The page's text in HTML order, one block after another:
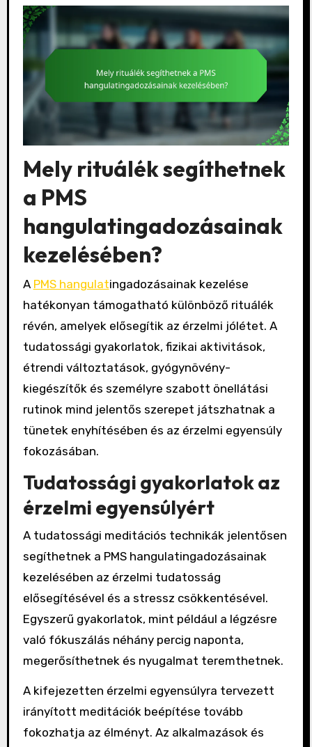
Mely rituálék segíthetnek
a PMS
hangulatingadozásainak
kezelésében?
A PMS hangulatingadozásainak kezelése
hatékonyan támogatható különböző rituálék
révén, amelyek elősegítik az érzelmi jólétet. A
tudatossági gyakorlatok, fizikai aktivitások,
étrendi változtatások, gyógynövény-
kiegészítők és személyre szabott önellátási
rutinok mind jelentős szerepet játszhatnak a
tünetek enyhítésében és az érzelmi egyensúly
fokozásában.
Tudatossági gyakorlatok az
érzelmi egyensúlyért
A tudatossági meditációs technikák jelentősen
segíthetnek a PMS hangulatingadozásainak
kezelésében az érzelmi tudatosság
elősegítésével és a stressz csökkentésével.
Egyszerű gyakorlatok, mint például a légzésre
való fókuszálás néhány percig naponta,
megerősíthetnek és nyugalmat teremthetnek.
A kifejezetten érzelmi egyensúlyra tervezett
irányított meditációk beépítése tovább
fokozhatja az élményt. Az alkalmazások és